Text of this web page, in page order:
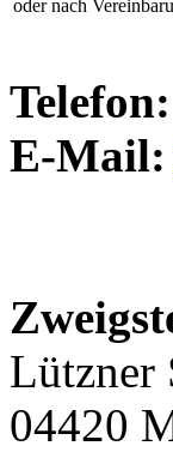
oder nach
Telefon:
E-Mail:
Lützner
04420